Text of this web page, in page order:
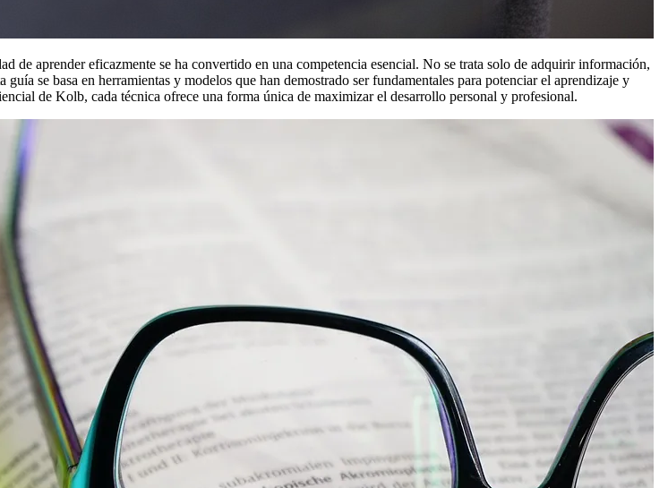
de aprender eficazmente se ha convertido en una competencia esencial. No se trata solo de adquirir información,
se basa en herramientas y modelos que han demostrado ser fundamentales para potenciar el aprendizaje y
de Kolb, cada técnica ofrece una forma única de maximizar el desarrollo personal y profesional.